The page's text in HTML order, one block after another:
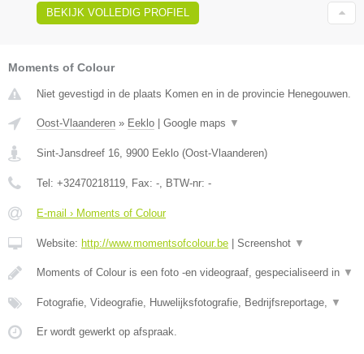
BEKIJK VOLLEDIG PROFIEL
Moments of Colour
Niet gevestigd in de plaats Komen en in de provincie Henegouwen.
Oost-Vlaanderen » Eeklo Google maps ▼
Sint-Jansdreef 16 9900 Eeklo (Oost-Vlaanderen)
Tel: +32470218119 , Fax: - , BTW-nr: -
E-mail › Moments of Colour
Website: http://www.momentsofcolour.be Screenshot ▼
Moments of Colour is een foto -en videograaf, gespecialiseerd in ▼
Fotografie, Videografie, Huwelijksfotografie, Bedrijfsreportage, ▼
Er wordt gewerkt op afspraak.